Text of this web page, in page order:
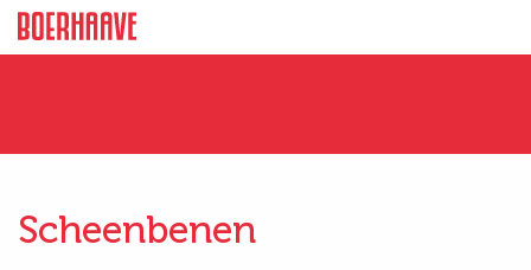
Scheenbenen